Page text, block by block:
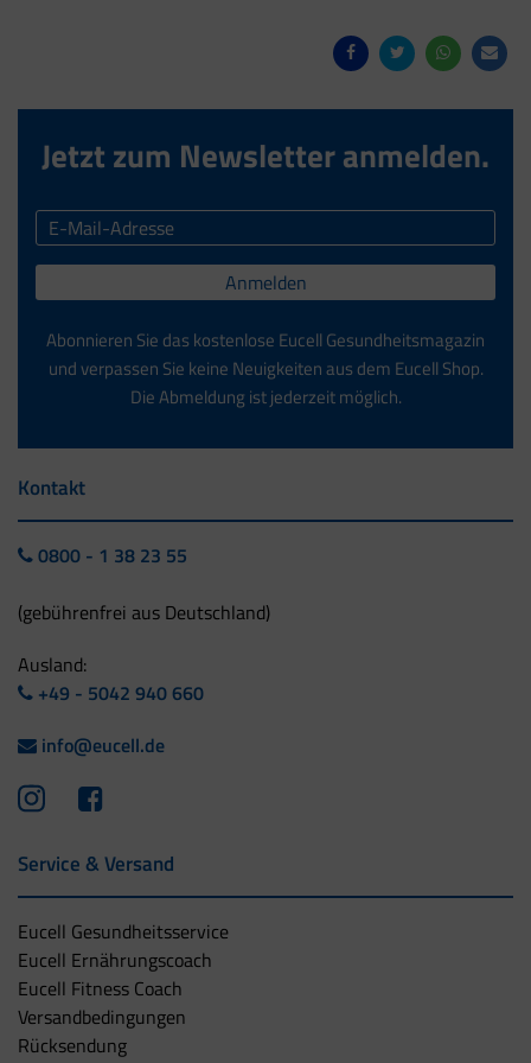
Jetzt zum Newsletter anmelden.
Anmelden
Abonnieren Sie das kostenlose Eucell Gesundheitsmagazin
und verpassen Sie keine Neuigkeiten aus dem Eucell Shop.
Die Abmeldung ist jederzeit möglich.
Kontakt
0800 - 1 38 23 55
(gebührenfrei aus Deutschland)
Ausland:
+49 - 5042 940 660
info@eucell.de
Service & Versand
Eucell Gesundheitsservice
Eucell Ernährungscoach
Eucell Fitness Coach
Versandbedingungen
Rücksendung